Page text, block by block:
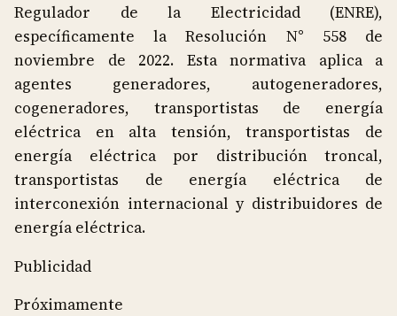
Regulador de la Electricidad (ENRE),
específicamente la Resolución N° 558 de
noviembre de 2022. Esta normativa aplica a
agentes generadores, autogeneradores,
cogeneradores, transportistas de energía
eléctrica en alta tensión, transportistas de
energía eléctrica por distribución troncal,
transportistas de energía eléctrica de
interconexión internacional y distribuidores de
energía eléctrica.
Publicidad
Próximamente